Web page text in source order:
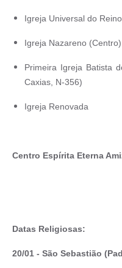
Igreja Universal do
Igreja Nazareno (Centro)
Primeira Igreja Batista
Caxias, N-356)
Igreja Renovada
Centro Espírita Eterna
Datas Religiosas:
20/01 - São Sebastião